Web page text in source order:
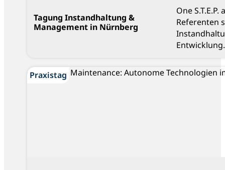
Tagung Instandhaltung &
Management in Nürnberg
One
Referenten
Praxistag